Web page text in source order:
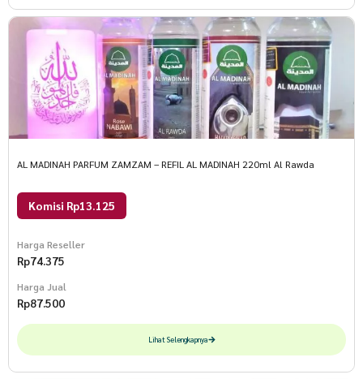
AL MADINAH PARFUM ZAMZAM – REFIL AL MADINAH 220ml Al Rawda
Komisi Rp13.125
Harga Reseller
Rp74.375
Harga Jual
Rp87.500
Lihat Selengkapnya